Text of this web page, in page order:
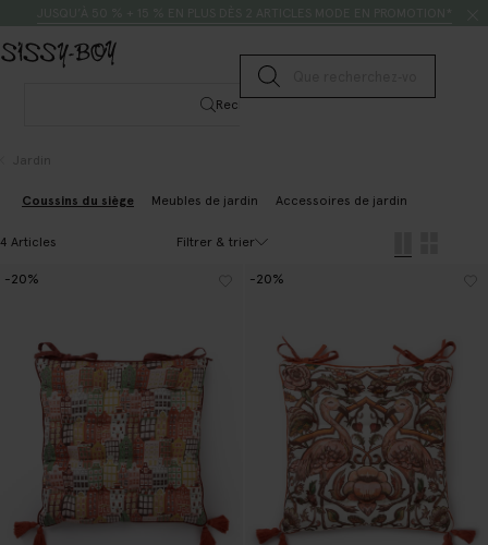
Lancer la recherche
Rechercher
Jardin
Coussins du siège Meubles de jardin Accessoires de jardin
4 Articles Filtrer & trier
-20% -20%